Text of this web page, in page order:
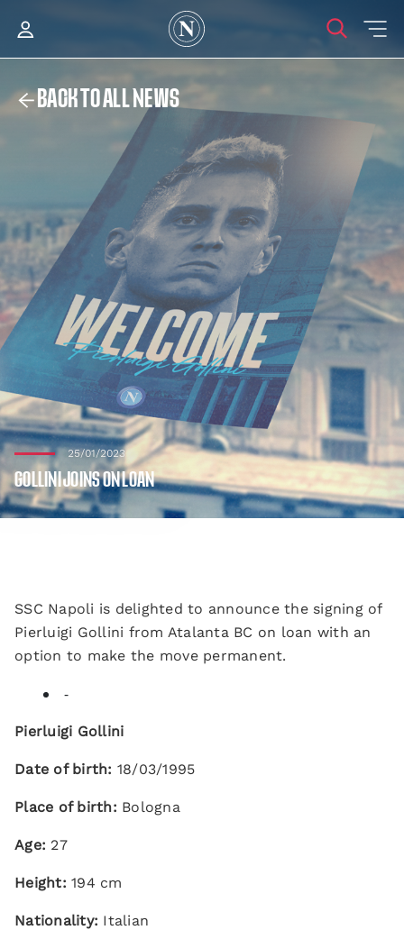
BACK TO ALL NEWS
25/01/2023
GOLLINI JOINS ON LOAN
SSC Napoli is delighted to announce the signing of
Pierluigi Gollini from Atalanta BC on loan with an
option to make the move permanent.
-
Pierluigi Gollini
Date of birth: 18/03/1995
Place of birth: Bologna
Age: 27
Height: 194 cm
Nationality: Italian